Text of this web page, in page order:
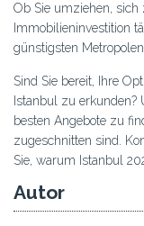
Ob Sie umziehen, sich
Immobilieninvestition
günstigsten Metropolen
Sind Sie bereit, Ihre
Istanbul zu erkunden?
besten Angebote zu
zugeschnitten sind.
Sie, warum Istanbul
Autor